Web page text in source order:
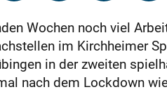
Wochen noch viel
im Kirchheimer
in der zweiten
nach dem Lockdown